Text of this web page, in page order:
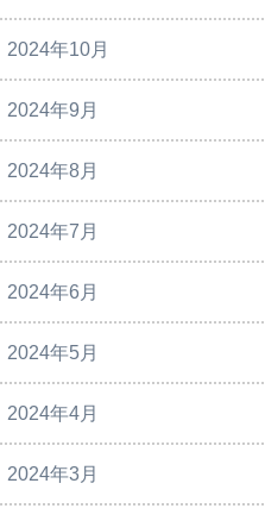
2024年10月
2024年9月
2024年8月
2024年7月
2024年6月
2024年5月
2024年4月
2024年3月